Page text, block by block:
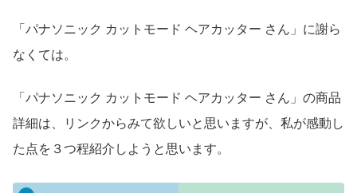
「パナソニック カットモード ヘアカッター さん」に謝ら
なくては。
「パナソニック カットモード ヘアカッター さん」の商品
詳細は、リンクからみて欲しいと思いますが、私が感動し
た点を３つ程紹介しようと思います。